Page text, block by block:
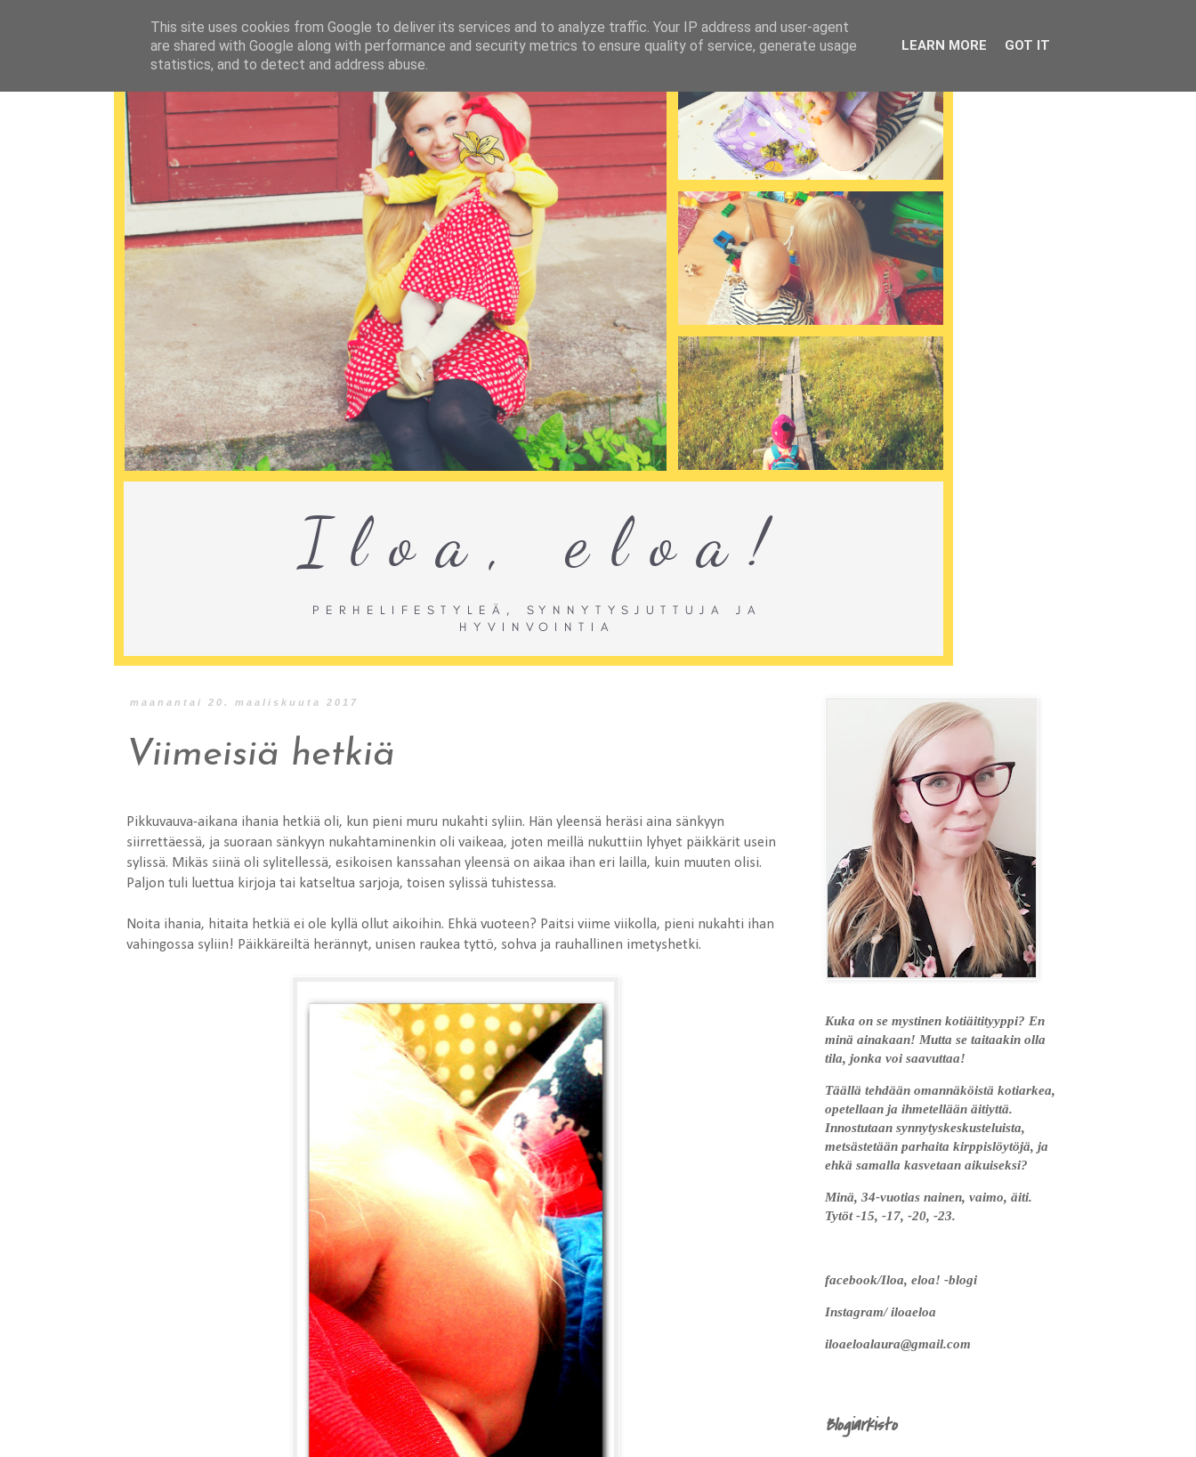
maanantai 20. maaliskuuta 2017
Viimeisiä hetkiä
Pikkuvauva-aikana ihania hetkiä oli, kun pieni muru nukahti syliin. Hän yleensä heräsi aina sänkyyn
siirrettäessä, ja suoraan sänkyyn nukahtaminenkin oli vaikeaa, joten meillä nukuttiin lyhyet päikkärit usein
sylissä. Mikäs siinä oli sylitellessä, esikoisen kanssahan yleensä on aikaa ihan eri lailla, kuin muuten olisi.
Paljon tuli luettua kirjoja tai katseltua sarjoja, toisen sylissä tuhistessa.
Noita ihania, hitaita hetkiä ei ole kyllä ollut aikoihin. Ehkä vuoteen? Paitsi viime viikolla, pieni nukahti ihan
vahingossa syliin! Päikkäreiltä herännyt, unisen raukea tyttö, sohva ja rauhallinen imetyshetki.
Kuka on se mystinen kotiäitityyppi? En
minä ainakaan! Mutta se taitaakin olla
tila, jonka voi saavuttaa!
Täällä tehdään omannäköistä kotiarkea,
opetellaan ja ihmetellään äitiyttä.
Innostutaan synnytyskeskusteluista,
metsästetään parhaita kirppislöytöjä, ja
ehkä samalla kasvetaan aikuiseksi?
Minä, 34-vuotias nainen, vaimo, äiti.
Tytöt -15, -17, -20, -23.
facebook/Iloa, eloa! -blogi
Instagram/ iloaeloa
iloaeloalaura@gmail.com
Blogiarkisto
This site uses cookies from Google to deliver its services and to analyze traffic. Your IP address and user-agent
are shared with Google along with performance and security metrics to ensure quality of service, generate usage
statistics, and to detect and address abuse.
LEARN MORE GOT IT